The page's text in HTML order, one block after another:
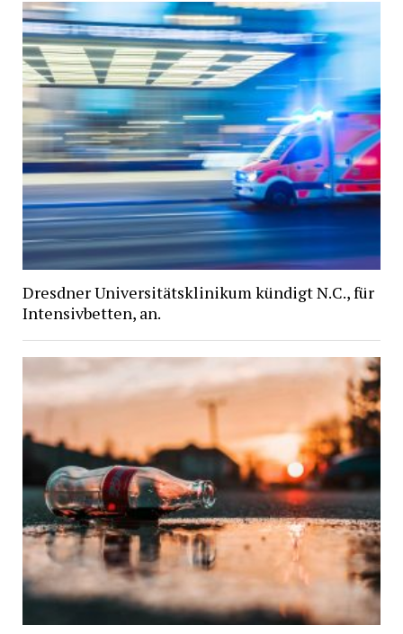
Dresdner Universitätsklinikum kündigt N.C., für
Intensivbetten, an.